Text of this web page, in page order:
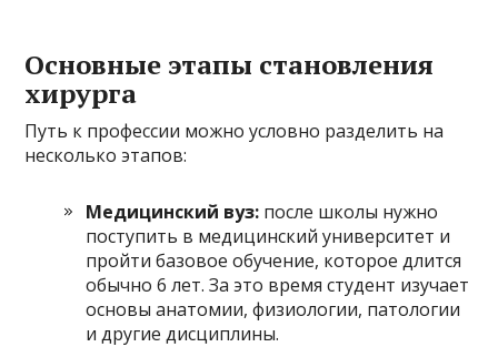
Основные этапы становления
хирурга
Путь к профессии можно условно разделить на
несколько этапов:
Медицинский вуз: после школы нужно
поступить в медицинский университет и
пройти базовое обучение, которое длится
обычно 6 лет. За это время студент изучает
основы анатомии, физиологии, патологии
и другие дисциплины.